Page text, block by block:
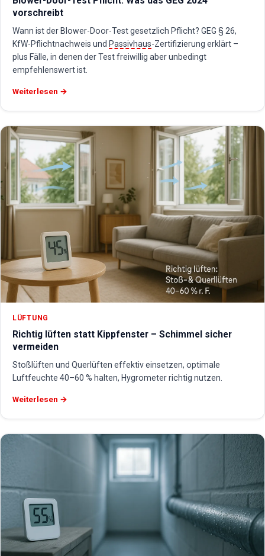
vorschreibt
Wann ist der Blower-Door-Test gesetzlich Pflicht? GEG § 26,
KfW-Pflichtnachweis und Passivhaus-Zertifizierung erklärt –
plus Fälle, in denen der Test freiwillig aber unbedingt
empfehlenswert ist.
Weiterlesen →
LÜFTUNG
Richtig lüften statt Kippfenster – Schimmel sicher
vermeiden
Stoßlüften und Querlüften effektiv einsetzen, optimale
Luftfeuchte 40–60 % halten, Hygrometer richtig nutzen.
Weiterlesen →